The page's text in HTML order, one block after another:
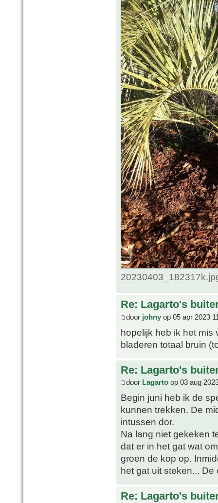
Re: Lagarto's
door johny op 05 apr 2023
hopelijk heb ik het mis
bladeren totaal bruin
Re: Lagarto's
door Lagarto op 03 aug
Begin juni heb ik de
kunnen trekken. De
intussen dor.
Na lang niet gekeken
dat er in het gat wat
groen de kop op.
het gat uit steken...
Re: Lagarto's